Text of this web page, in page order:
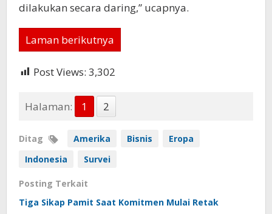
dilakukan secara daring,” ucapnya.
Laman berikutnya
Post Views: 3,302
Halaman: 1 2
Ditag Amerika Bisnis
Eropa
Indonesia
Survei
Posting Terkait
Tiga Sikap Pamit Saat Komitmen Mulai Retak